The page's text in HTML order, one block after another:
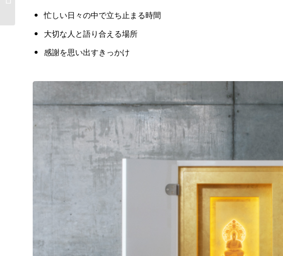
忙しい日々の中で立ち止まる時間
大切な人と語り合える場所
感謝を思い出すきっかけ